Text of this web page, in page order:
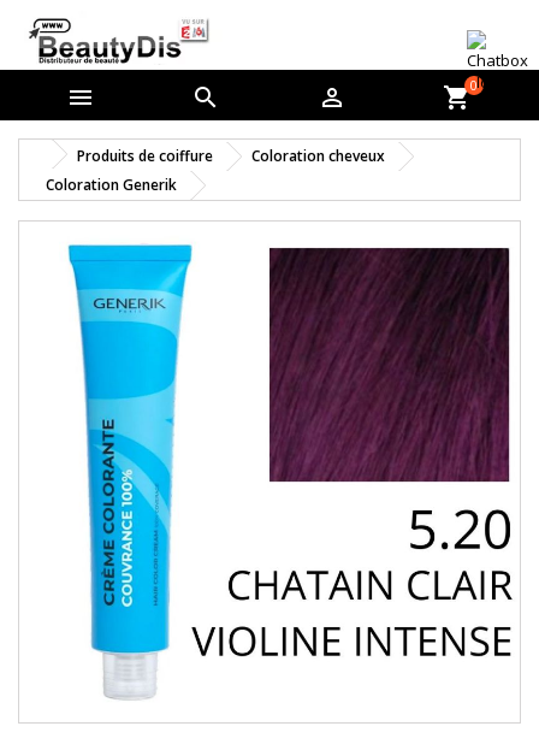
   shopping_cart0
Produits de coiffure
Coloration cheveux
Coloration Generik